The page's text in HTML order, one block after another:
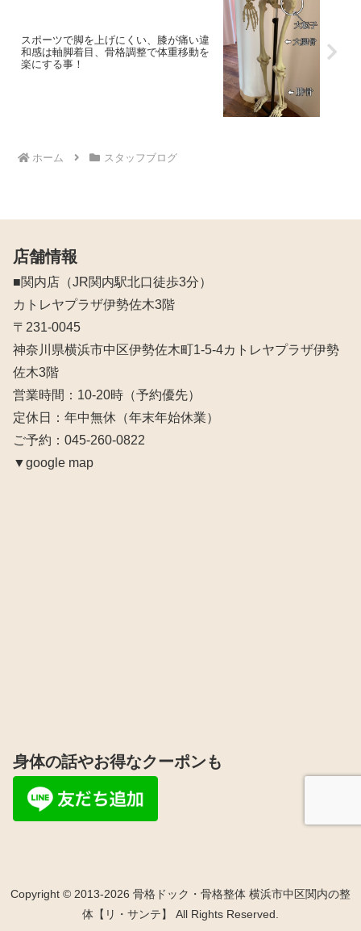
スポーツで脚を上げにくい、膝が痛い違
和感は軸脚着目、骨格調整で体重移動を
楽にする事！
ホーム スタッフブログ
店舗情報
■関内店（JR関内駅北口徒歩3分）
カトレヤプラザ伊勢佐木3階
〒231-0045
神奈川県横浜市中区伊勢佐木町1-5-4カトレヤプラザ伊勢
佐木3階
営業時間：10‐20時（予約優先）
定休日：年中無休（年末年始休業）
ご予約：045-260-0822
▼google map
身体の話やお得なクーポンも
Copyright © 2013-2026 骨格ドック・骨格整体 横浜市中区関内の整
体【リ・サンテ】 All Rights Reserved.